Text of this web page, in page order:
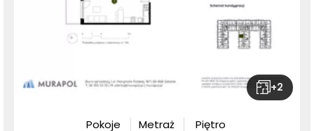
+2
Pokoje
Metraż
Piętro